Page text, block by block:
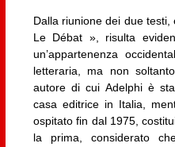
Dalla riunione dei due
Le Débat », risulta
un’appartenenza
letteraria, ma non
autore di cui Adelphi è
casa editrice in Italia,
ospitato fin dal 1975,
la prima, considerato